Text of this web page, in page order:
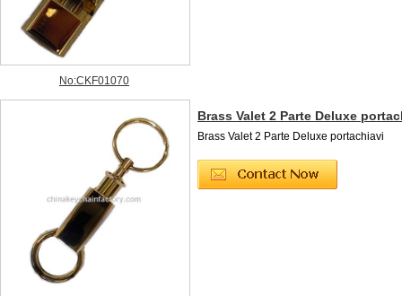
No:CKF01070
Brass Valet 2 Parte Deluxe
Brass Valet 2 Parte Deluxe portachiavi